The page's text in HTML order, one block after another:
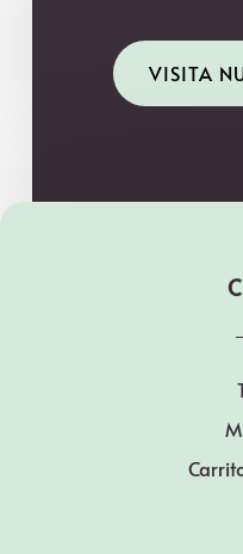
VISITA